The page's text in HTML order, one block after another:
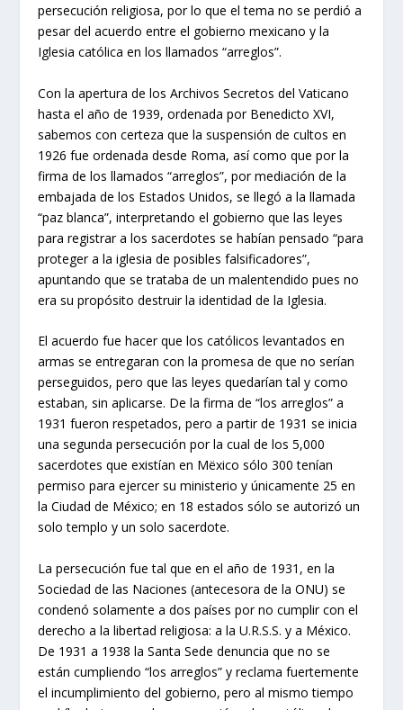
persecución religiosa, por lo que el tema no se perdió a
pesar del acuerdo entre el gobierno mexicano y la
Iglesia católica en los llamados “arreglos”.
Con la apertura de los Archivos Secretos del Vaticano
hasta el año de 1939, ordenada por Benedicto XVI,
sabemos con certeza que la suspensión de cultos en
1926 fue ordenada desde Roma, así como que por la
firma de los llamados “arreglos”, por mediación de la
embajada de los Estados Unidos, se llegó a la llamada
“paz blanca”, interpretando el gobierno que las leyes
para registrar a los sacerdotes se habían pensado “para
proteger a la iglesia de posibles falsificadores”,
apuntando que se trataba de un malentendido pues no
era su propósito destruir la identidad de la Iglesia.
El acuerdo fue hacer que los católicos levantados en
armas se entregaran con la promesa de que no serían
perseguidos, pero que las leyes quedarían tal y como
estaban, sin aplicarse. De la firma de “los arreglos” a
1931 fueron respetados, pero a partir de 1931 se inicia
una segunda persecución por la cual de los 5,000
sacerdotes que existían en Mëxico sólo 300 tenían
permiso para ejercer su ministerio y únicamente 25 en
la Ciudad de México; en 18 estados sólo se autorizó un
solo templo y un solo sacerdote.
La persecución fue tal que en el año de 1931, en la
Sociedad de las Naciones (antecesora de la ONU) se
condenó solamente a dos países por no cumplir con el
derecho a la libertad religiosa: a la U.R.S.S. y a México.
De 1931 a 1938 la Santa Sede denuncia que no se
están cumpliendo “los arreglos” y reclama fuertemente
el incumplimiento del gobierno, pero al mismo tiempo